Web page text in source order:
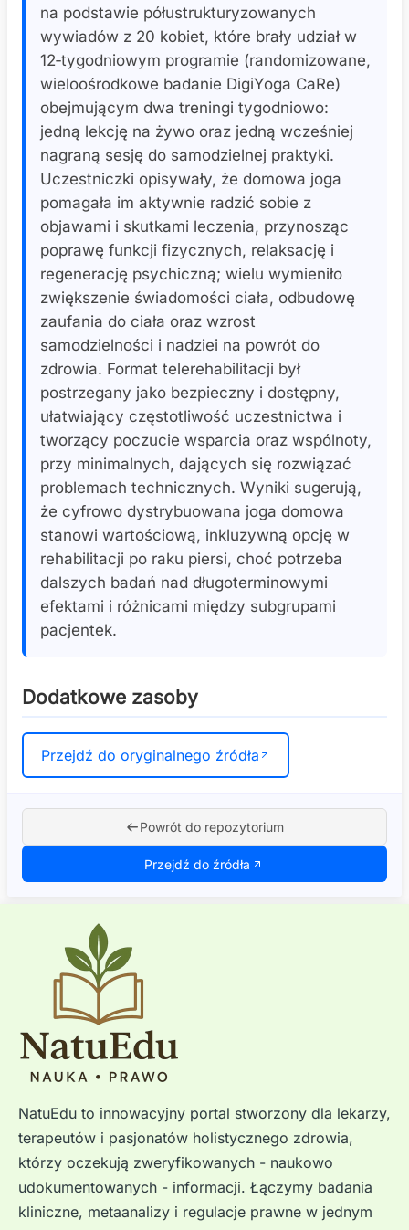
na podstawie półustrukturyzowanych
wywiadów z 20 kobiet, które brały udział w
12‑tygodniowym programie (randomizowane,
wieloośrodkowe badanie DigiYoga CaRe)
obejmującym dwa treningi tygodniowo:
jedną lekcję na żywo oraz jedną wcześniej
nagraną sesję do samodzielnej praktyki.
Uczestniczki opisywały, że domowa joga
pomagała im aktywnie radzić sobie z
objawami i skutkami leczenia, przynosząc
poprawę funkcji fizycznych, relaksację i
regenerację psychiczną; wielu wymieniło
zwiększenie świadomości ciała, odbudowę
zaufania do ciała oraz wzrost
samodzielności i nadziei na powrót do
zdrowia. Format telerehabilitacji był
postrzegany jako bezpieczny i dostępny,
ułatwiający częstotliwość uczestnictwa i
tworzący poczucie wsparcia oraz wspólnoty,
przy minimalnych, dających się rozwiązać
problemach technicznych. Wyniki sugerują,
że cyfrowo dystrybuowana joga domowa
stanowi wartościową, inkluzywną opcję w
rehabilitacji po raku piersi, choć potrzeba
dalszych badań nad długoterminowymi
efektami i różnicami między subgrupami
pacjentek.
Dodatkowe zasoby
Przejdź do oryginalnego źródła
Powrót do repozytorium
Przejdź do źródła
NatuEdu to innowacyjny portal stworzony dla lekarzy,
terapeutów i pasjonatów holistycznego zdrowia,
którzy oczekują zweryfikowanych - naukowo
udokumentowanych - informacji. Łączymy badania
kliniczne, metaanalizy i regulacje prawne w jednym